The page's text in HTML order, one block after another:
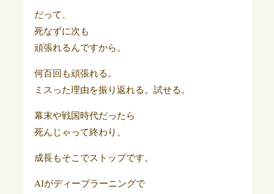
だって、
死なずに次も
頑張れるんですから。
何百回も頑張れる。
ミスった理由を振り返れる。試せる。
幕末や戦国時代だったら
死んじゃって終わり。
成長もそこでストップです。
AIがディープラーニングで